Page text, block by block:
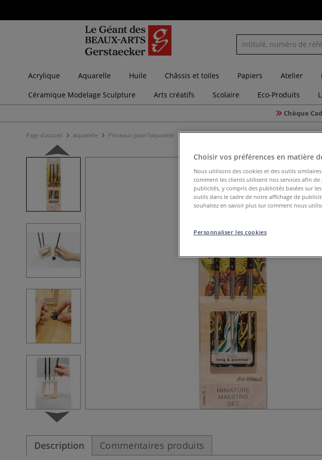
Acrylique Aquarelle Huile Châssis et toiles Papiers Atelier
Céramique Modelage Sculpture
Arts créatifs Scolaire Eco-Produits
Chèque
Page d'accueil Aquarelle Pinceaux pour l'aquarelle Sets de pinceaux aquarelle Set de 3 pinceaux Da
Description Commentaires produits
Choisir vos préférences en matière
Nous utilisons des cookies et des outils
comment les clients utilisent nos services afin
publicités, y compris des publicités basées sur
outils dans le cadre de notre affichage de
souhaitez en savoir plus sur comment nous
Personnaliser les cookies